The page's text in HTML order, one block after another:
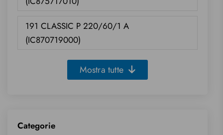
191 CLASSIC P 220/60/1 A
(IC870719000)
Mostra tutte
Categorie